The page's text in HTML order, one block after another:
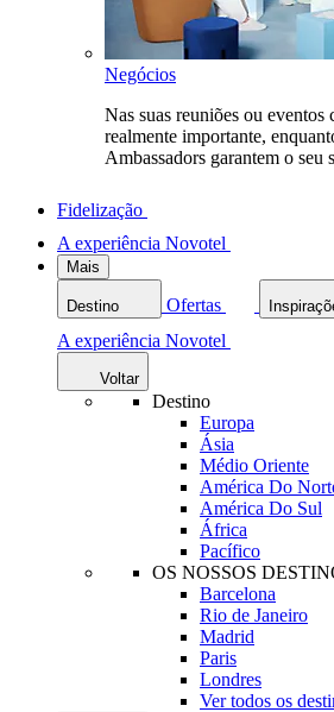
Negócios
Nas suas reuniões ou eventos
realmente importante,
Ambassadors garantem o seu
Fidelização
A experiência Novotel
Mais
Destino Ofertas
A experiência Novotel
Voltar
Destino
Europa
Ásia
Médio Oriente
América Do
América Do Sul
África
Pacífico
OS NOSSOS
Barcelona
Rio de Janeiro
Madrid
Paris
Londres
Ver todos os